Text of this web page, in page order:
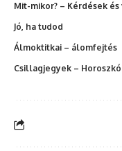
Mit-mikor? – Kérdések
Jó, ha tudod
Álmoktitkai – álomfejtés
Csillagjegyek –